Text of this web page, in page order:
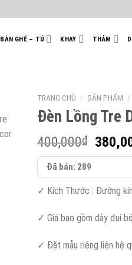
BÀN GHẾ – TỦ KHAY THẢM
TRANG CHỦ / SẢN PHẨM /
Đèn Lồng Tre
400,000₫
Giá
gốc
Đã bán: 289
✓ Kích Thước : Đường
✓ Giá bao gồm dây đui
✓ Đặt mẫu riêng liên hệ